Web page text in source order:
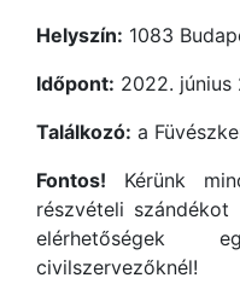
Helyszín: 1083
Időpont: 2022. június
Találkozó: a
Fontos! Kérünk
részvételi
elérhetőségek
civilszervezőknél!